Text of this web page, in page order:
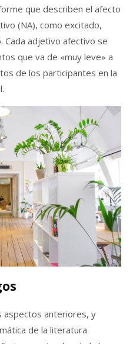
que describen el afecto
(NA), como excitado,
Cada adjetivo afectivo se
que va de «muy leve» a
de los participantes en la
aspectos anteriores, y
de la literatura